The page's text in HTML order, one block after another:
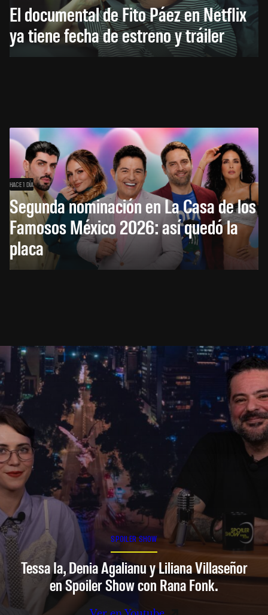
El documental de Fito Páez en Netflix
ya tiene fecha de estreno y tráiler
HACE 1 DÍA
Segunda nominación en La Casa de los
Famosos México 2026: así quedó la
placa
SPOILER SHOW
Tessa Ia, Denia Agalianu y Liliana Villaseñor
en Spoiler Show con Rana Fonk.